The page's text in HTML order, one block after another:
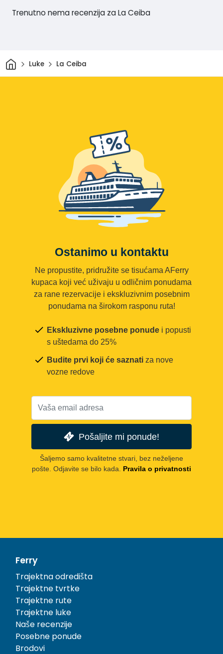
Trenutno nema recenzija za La Ceiba
DomLuke La Ceiba
Ostanimo u kontaktu
Ne propustite, pridružite se tisućama AFerry
kupaca koji već uživaju u odličnim ponudama
za rane rezervacije i ekskluzivnim posebnim
ponudama na širokom rasponu ruta!
Ekskluzivne posebne ponude i popusti
s uštedama do 25%
Budite prvi koji će saznati za nove
vozne redove
Pošaljite mi ponude!
Šaljemo samo kvalitetne stvari, bez neželjene
pošte. Odjavite se bilo kada.
Pravila o privatnosti
Ferry
Trajektna odredišta
Trajektne tvrtke
Trajektne rute
Trajektne luke
Naše recenzije
Posebne ponude
Brodovi